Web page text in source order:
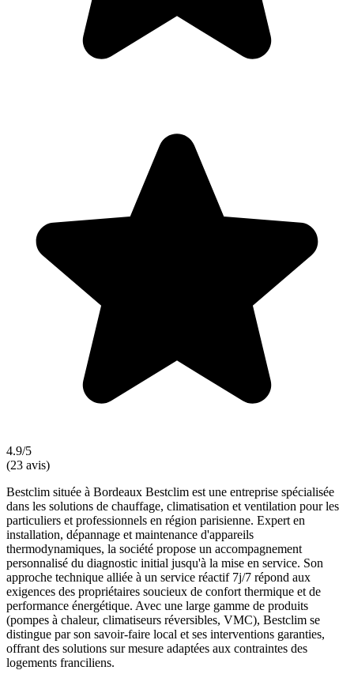
4.9/5
(23 avis)
Bestclim située à Bordeaux Bestclim est une entreprise spécialisée
dans les solutions de chauffage, climatisation et ventilation pour les
particuliers et professionnels en région parisienne. Expert en
installation, dépannage et maintenance d'appareils
thermodynamiques, la société propose un accompagnement
personnalisé du diagnostic initial jusqu'à la mise en service. Son
approche technique alliée à un service réactif 7j/7 répond aux
exigences des propriétaires soucieux de confort thermique et de
performance énergétique. Avec une large gamme de produits
(pompes à chaleur, climatiseurs réversibles, VMC), Bestclim se
distingue par son savoir-faire local et ses interventions garanties,
offrant des solutions sur mesure adaptées aux contraintes des
logements franciliens.